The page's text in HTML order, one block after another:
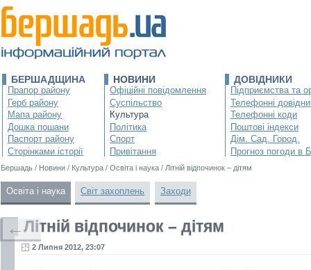
БЕРШАДЩИНА
Прапор району
Герб району
Мапа району
Дошка пошани
Паспорт району
Сторінками історії
НОВИНИ
Офіційні повідомлення
Суспільство
Культура
Політика
Спорт
Привітання
ДОВІДНИКИ
Підприємства та
Телефонні
Телефонні коди
Поштові індекси
Дім. Сад. Город.
Прогноз погоди в
Бершадь / Новини / Культура / Освіта і наука / Літній відпочинок – дітям
Освіта і наука Світ захоплень Заходи
Літній відпочинок – дітям
2 Липня 2012, 23:07
←